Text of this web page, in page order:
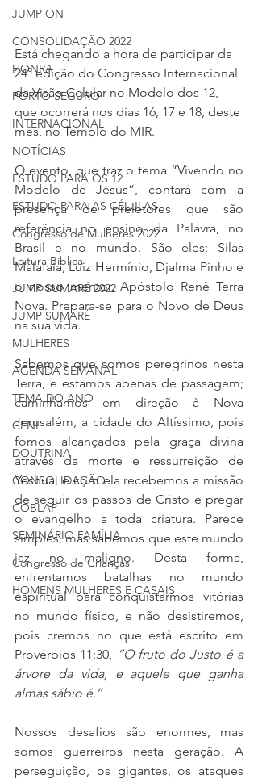
JUMP ON
CONSOLIDAÇÃO 2022
HONRA
PORTO SEGURO
INTERNACIONAL
NOTÍCIAS
ESTUDO PARA OS 12
ESTUDO PARA AS CÉLULAS
Congresso de Mulheres 2022
Leitura Bíblica
JUMP SUMARÉ 2022
JUMP SUMARÉ
MULHERES
AGENDA SEMANAL
TEMA DO ANO
CFNI
DOUTRINA
CONSOLIDAÇÃO
COBLAP
SEMINÁRIO FAMÍLIA
Congresso de Crianças
HOMENS MULHERES E CASAIS
Está chegando a hora de participar da
24° edição do Congresso Internacional
da Visão Celular no Modelo dos 12,
que ocorrerá nos dias 16, 17 e 18, deste
mês, no Templo do MIR.
O evento, que traz o tema “Vivendo no
Modelo de Jesus”, contará com a
presença de preletores que são
referência no ensino da Palavra, no
Brasil e no mundo. São eles: Silas
Malafaia, Luiz Hermínio, Djalma Pinho e
o nosso mentor, Apóstolo Renê Terra
Nova. Prepara-se para o Novo de Deus
na sua vida.
Sabemos que somos peregrinos nesta
Terra, e estamos apenas de passagem;
caminhamos em direção à Nova
Jerusalém, a cidade do Altíssimo, pois
fomos alcançados pela graça divina
através da morte e ressurreição de
Yeshua, e com ela recebemos a missão
de seguir os passos de Cristo e pregar
o evangelho a toda criatura. Parece
simples, mas sabemos que este mundo
jaz no maligno. Desta forma,
enfrentamos batalhas no mundo
espiritual para conquistarmos vitórias
no mundo físico, e não desistiremos,
pois cremos no que está escrito em
Provérbios 11:30, “O fruto do Justo é a
árvore da vida, e aquele que ganha
almas sábio é.’’
Nossos desafios são enormes, mas
somos guerreiros nesta geração. A
perseguição, os gigantes, os ataques